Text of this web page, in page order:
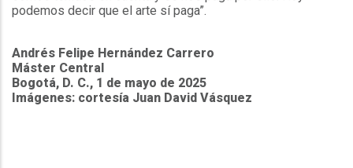
podemos decir que el arte sí paga”.
Andrés Felipe Hernández Carrero
Máster Central
Bogotá, D. C., 1 de mayo de 2025
Imágenes: cortesía Juan David Vásquez